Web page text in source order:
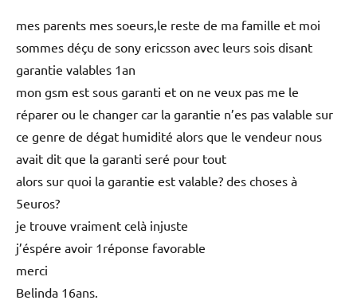
mes parents mes soeurs,le reste de ma famille et moi
sommes déçu de sony ericsson avec leurs sois disant
garantie valables 1an
mon gsm est sous garanti et on ne veux pas me le
réparer ou le changer car la garantie n’es pas valable sur
ce genre de dégat humidité alors que le vendeur nous
avait dit que la garanti seré pour tout
alors sur quoi la garantie est valable? des choses à
5euros?
je trouve vraiment celà injuste
j’éspére avoir 1réponse favorable
merci
Belinda 16ans.